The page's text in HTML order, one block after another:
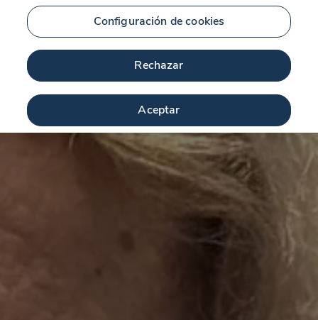
Configuración de cookies
Rechazar
Aceptar